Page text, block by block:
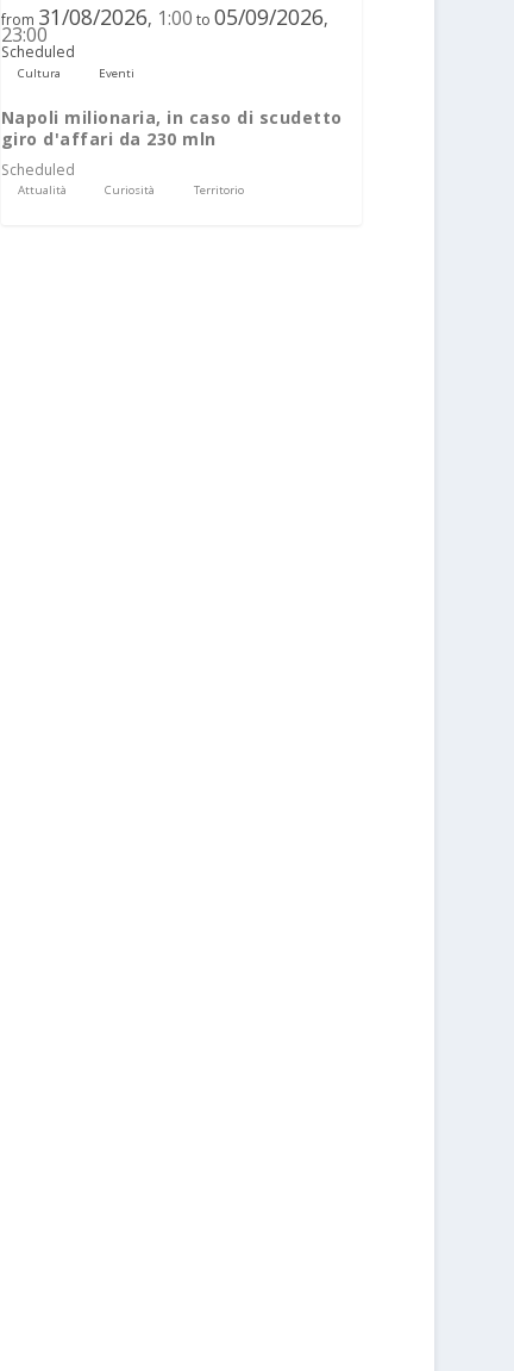
from 31/08/2026, 1:00 to 05/09/2026,
23:00
Scheduled
Cultura Eventi
Napoli milionaria, in caso di scudetto
giro d'affari da 230 mln
Scheduled
Attualità Curiosità Territorio